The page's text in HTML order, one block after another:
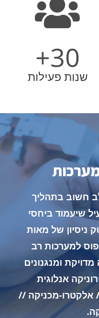
30
+
שנות פעילות
מערכות
חשוב בתהליך
שיעמוד ביחסי
ניסיון של מאות
למערכות רב
ומנגנונים
אנלוגית
אלקטרו-מכניקה //